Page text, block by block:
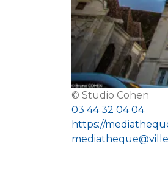
© Studio Cohen
03 44 32 04 04
https://